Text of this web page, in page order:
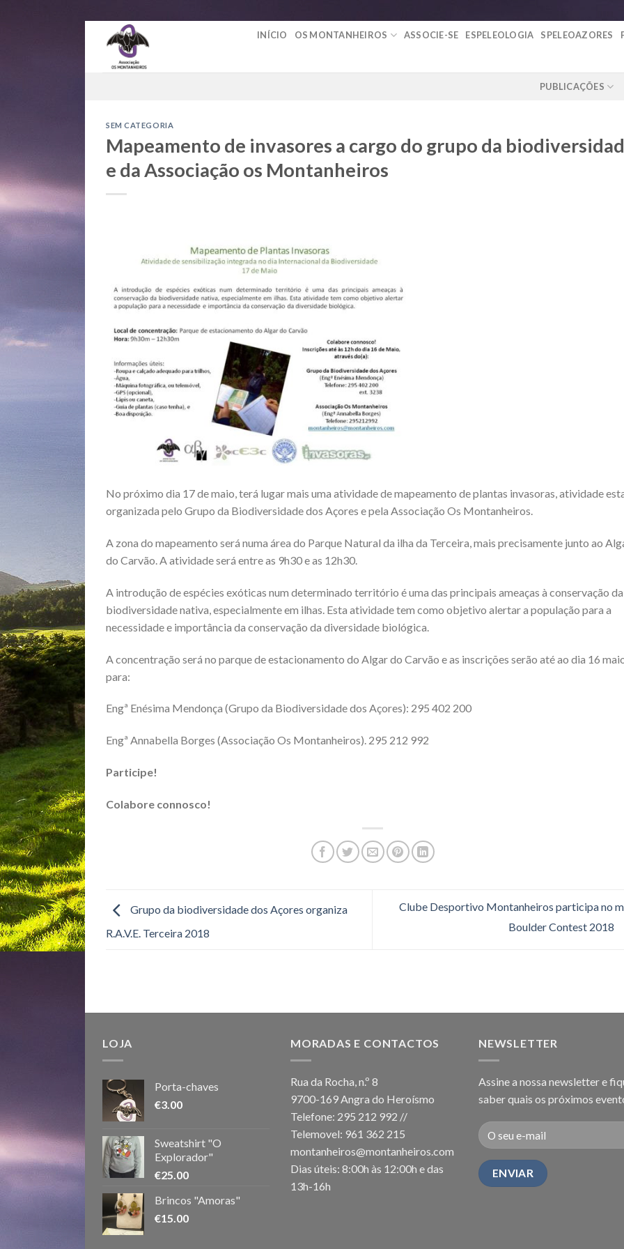
content
INÍCIO OS MONTANHEIROS ASSOCIE-SE ESPELEOLOGIA SPELEOAZORES
PUBLICAÇÕES
SEM CATEGORIA
Mapeamento de invasores a cargo do grupo da
e da Associação os Montanheiros
No próximo dia 17 de maio, terá lugar mais uma atividade de mapeamento de plantas invasoras, atividade
organizada pelo Grupo da Biodiversidade dos Açores e pela Associação Os Montanheiros.
A zona do mapeamento será numa área do Parque Natural da ilha da Terceira, mais precisamente junto ao
do Carvão. A atividade será entre as 9h30 e as 12h30.
A introdução de espécies exóticas num determinado território é uma das principais ameaças à conservação da
biodiversidade nativa, especialmente em ilhas. Esta atividade tem como objetivo alertar a população para a
necessidade e importância da conservação da diversidade biológica.
A concentração será no parque de estacionamento do Algar do Carvão e as inscrições serão até ao dia 16
para:
Engª Enésima Mendonça (Grupo da Biodiversidade dos Açores): 295 402 200
Engª Annabella Borges (Associação Os Montanheiros). 295 212 992
Participe!
Colabore connosco!
Grupo da biodiversidade dos Açores organiza
R.A.V.E. Terceira 2018
Clube Desportivo Montanheiros participa no
Boulder Contest 2018
LOJA
Porta-chaves
€3.00
Sweatshirt "O
Explorador"
€25.00
Brincos "Amoras"
€15.00
MORADAS E CONTACTOS
Rua da Rocha, n.º 8
9700-169 Angra do Heroísmo
Telefone: 295 212 992 //
Telemovel: 961 362 215
montanheiros@montanheiros.com
Dias úteis: 8:00h às 12:00h e das
13h-16h
NEWSLETTER
Assine a nossa newsletter e
saber quais os próximos